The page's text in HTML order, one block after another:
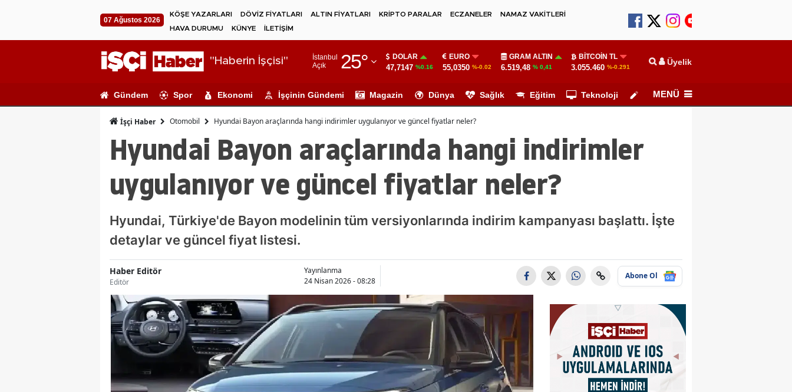
07 Ağustos 2026
KÖŞE YAZARLARI DÖVİZ FİYATLARI ALTIN FİYATLARI KRİPTO PARALAR ECZANELER
NAMAZ VAKİTLERİ
HAVA DURUMU
KÜNYE İLETİŞİM
"Haberin İşçisi"
İstanbul
Açık
25°
Adıyaman
Ağrı
Ankara
Antalya
Aydın
Bilecik
Bingöl
Bitlis
Burdur
DOLAR
47,7147 %0.16
EURO
55,0350 %-0.02
GRAM ALTIN
6.519,48 % 0,41
BITCOIN TL
3.055.460 %-0.291 Üyelik
Gündem Spor Ekonomi İşçinin Gündemi Magazin Dünya Sağlık Eğitim Teknoloji Köşe Yazarları
MENÜ
İşçi Haber Otomobil Hyundai Bayon araçlarında hangi indirimler uygulanıyor ve güncel fiyatlar neler?
Hyundai Bayon araçlarında hangi indirimler
uygulanıyor ve güncel fiyatlar neler?
Hyundai, Türkiye'de Bayon modelinin tüm versiyonlarında indirim kampanyası başlattı. İşte
detaylar ve güncel fiyat listesi.
Haber Editör
Editör
Yayınlanma
24 Nisan 2026 - 08:28
Abone Ol